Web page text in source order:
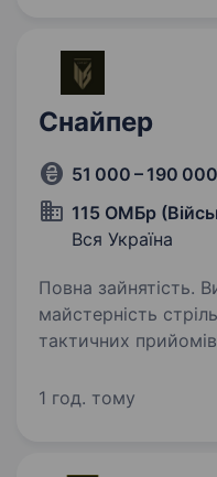
Снайпер
51 000 – 190
115 ОМБр
Вся Україна
Повна зайнятість. Вимоги: висока
майстерність стрільби
тактичних
великою перевагою
1 год. тому